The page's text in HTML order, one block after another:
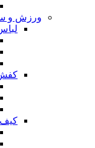
ورزش و